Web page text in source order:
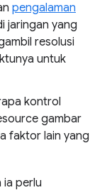
pengalaman
jaringan yang
resolusi
untuk
kontrol
gambar
faktor lain yang
ia perlu